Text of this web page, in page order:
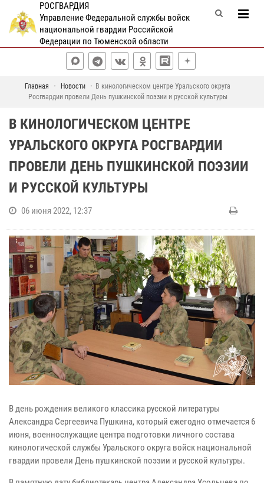
РОСГВАРДИЯ
Управление Федеральной службы войск
национальной гвардии Российской
Федерации по Тюменской области
Главная Новости
В кинологическом центре Уральского округа
Росгвардии провели День пушкинской поэзии и русской культуры
В КИНОЛОГИЧЕСКОМ ЦЕНТРЕ
УРАЛЬСКОГО ОКРУГА РОСГВАРДИИ
ПРОВЕЛИ ДЕНЬ ПУШКИНСКОЙ ПОЭЗИИ
И РУССКОЙ КУЛЬТУРЫ
06 июня 2022, 12:37
В день рождения великого классика русской литературы
Александра Сергеевича Пушкина, который ежегодно отмечается 6
июня, военнослужащие центра подготовки личного состава
кинологической службы Уральского округа войск национальной
гвардии провели День пушкинской поэзии и русской культуры.